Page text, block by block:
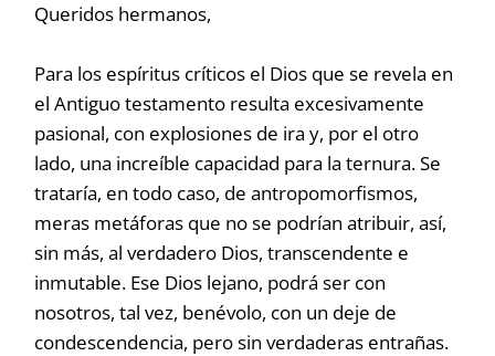
Queridos hermanos,
Para los espíritus críticos el Dios que se revela en
el Antiguo testamento resulta excesivamente
pasional, con explosiones de ira y, por el otro
lado, una increíble capacidad para la ternura. Se
trataría, en todo caso, de antropomorfismos,
meras metáforas que no se podrían atribuir, así,
sin más, al verdadero Dios, transcendente e
inmutable. Ese Dios lejano, podrá ser con
nosotros, tal vez, benévolo, con un deje de
condescendencia, pero sin verdaderas entrañas.